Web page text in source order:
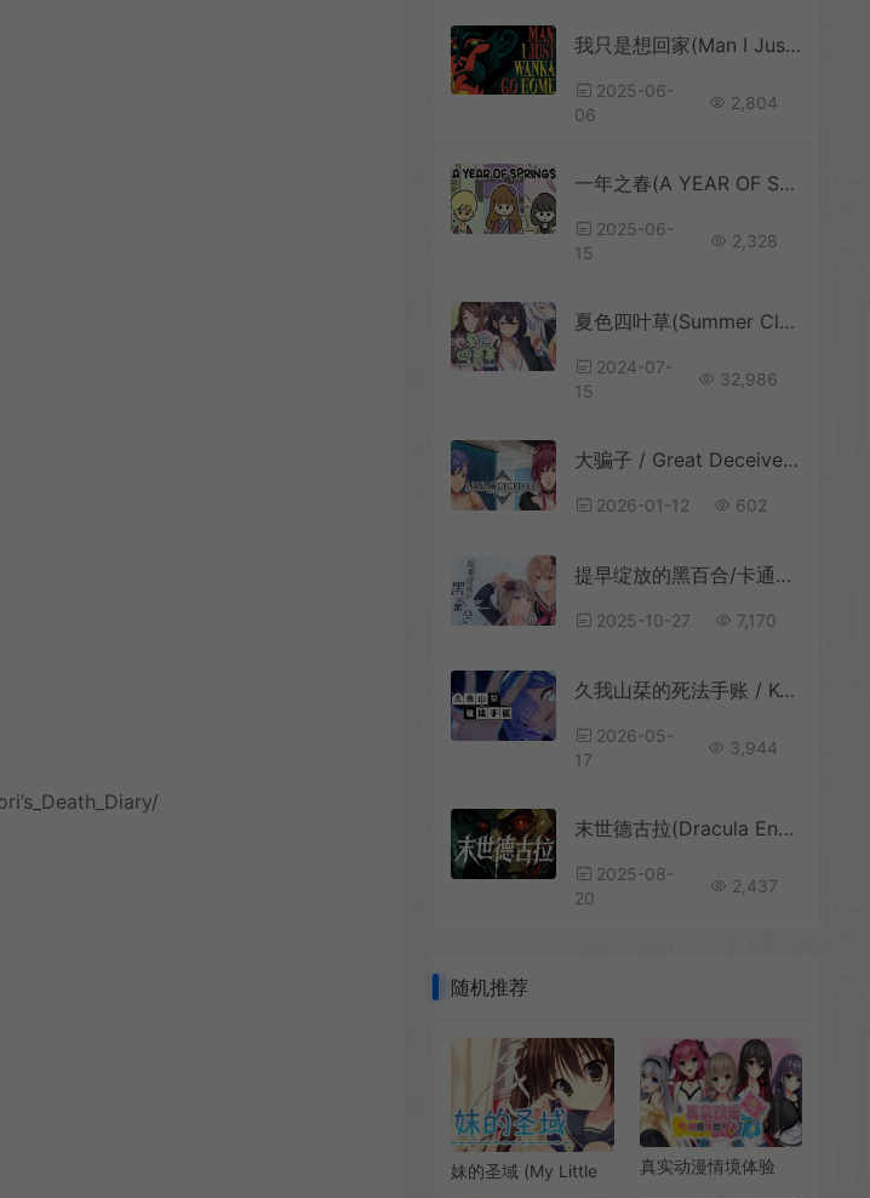
我只是想回家(Man I Just Wanna Go Home)黑色悬疑视觉小说游戏|下载
2025-06-
06
2,804
一年之春(A YEAR OF SPRINGS)卡通恋爱视觉小说游戏|下载
2025-06-
15
2,328
夏色四叶草(Summer Clover)卡通恋爱互动小说游戏|下载
2024-07-
15
32,986
大骗子 / Great Deceiver 科幻卡通视觉小说游戏
2026-01-12 602
提早绽放的黑百合/卡通百合恋爱视觉小说游戏 Black Lilys Tale 下载
2025-10-27 7,170
久我山栞的死法手账 / Kugayama Shioris Death Diary 恐怖悬疑视觉小说
2026-05-
17
3,944
末世德古拉(Dracula End of Days)沉浸式视觉小说游戏|下载
2025-08-
20
2,437
随机推荐
妹的圣域 (My Little
真实动漫情境体验